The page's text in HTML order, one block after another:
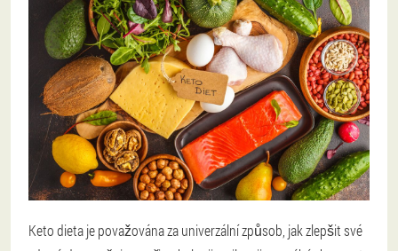
Keto dieta je považována za univerzální způsob, jak zlepšit své